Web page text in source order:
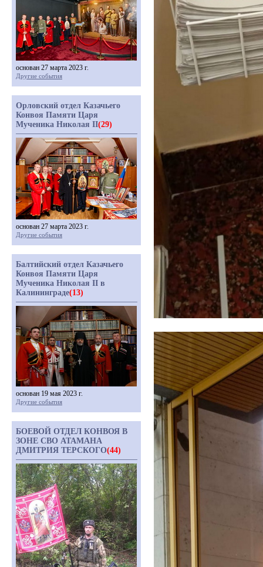
основан 27 марта 2023 г.
Другие события
Орловский отдел Казачьего
Конвоя Памяти Царя
Мученика Николая II(29)
основан 27 марта 2023 г.
Другие события
Балтийский отдел Казачьего
Конвоя Памяти Царя
Мученика Николая II в
Калининграде(13)
основан 19 мая 2023 г.
Другие события
БОЕВОЙ ОТДЕЛ КОНВОЯ В
ЗОНЕ СВО АТАМАНА
ДМИТРИЯ ТЕРСКОГО(44)